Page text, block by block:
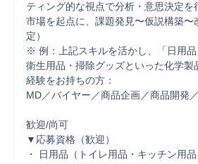
ティング的な視点で分析・意思決定
市場を起点に、課題発見〜仮説構築
定）
※ 例：上記スキルを活かし、「日用
衛生用品・掃除グッズといった化学
経験をお持ちの方：
MD／バイヤー／商品企画／商品開発
歓迎/尚可
▼応募資格（歓迎）
・ 日用品（トイレ用品・キッチン用